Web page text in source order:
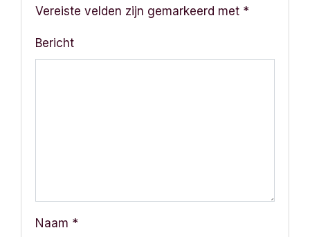
Vereiste velden zijn gemarkeerd met *
Bericht
Naam *